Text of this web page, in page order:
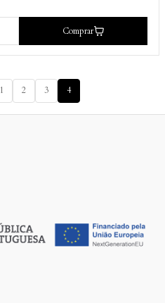
Comprar
1 2 3 4